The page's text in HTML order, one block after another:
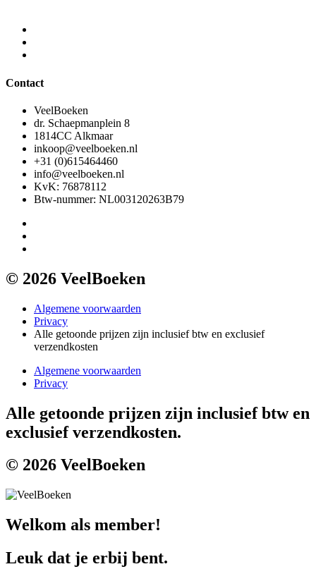
Contact
VeelBoeken
dr. Schaepmanplein 8
1814CC Alkmaar
inkoop@veelboeken.nl
+31 (0)615464460
info@veelboeken.nl
KvK: 76878112
Btw-nummer: NL003120263B79
© 2026 VeelBoeken
Algemene voorwaarden
Privacy
Alle getoonde prijzen zijn inclusief btw en exclusief
verzendkosten
Algemene voorwaarden
Privacy
Alle getoonde prijzen zijn inclusief btw en
exclusief verzendkosten.
© 2026 VeelBoeken
Welkom als member!
Leuk dat je erbij bent.